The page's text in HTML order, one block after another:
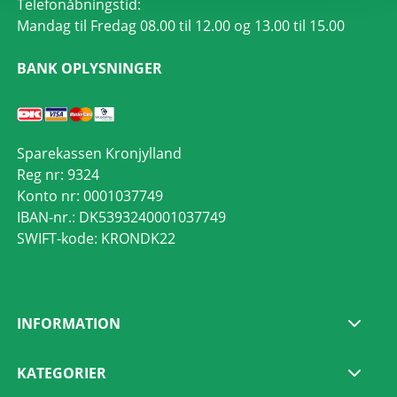
Telefonåbningstid:
Mandag til Fredag 08.00 til 12.00 og 13.00 til 15.00
BANK OPLYSNINGER
Sparekassen Kronjylland
Reg nr: 9324
Konto nr: 0001037749
IBAN-nr.: DK5393240001037749
SWIFT-kode: KRONDK22
INFORMATION
KATEGORIER